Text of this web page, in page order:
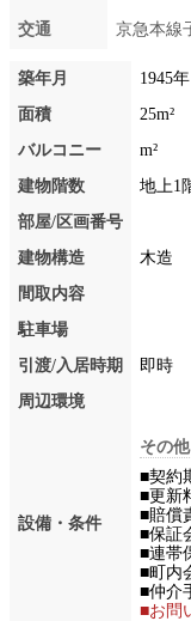
交通 京急本線
築年月 1945年
面積
25m²
バルコニー
m²
建物階数
地上1
部屋/区画番号
建物構造
木造
間取内容
駐車場
引渡/入居時期
即時
周辺環境
設備・条件
その他
■契約
■更新
■賠償
■保証
■連帯
■町内
■仲介
■お問